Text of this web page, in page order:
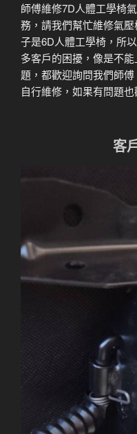
師傅維修7D人體工學椅
務，請我們幫忙維修氣
子是6D人體工學椅，所
多客戶的困擾，像是不
題，都歡迎詢問我們師
自行維修，如果有問題也
客